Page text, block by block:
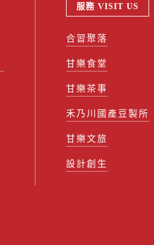
服務 VISIT US
合習聚落
甘樂食堂
甘樂茶事
禾乃川國產豆製所
甘樂文旅
設計創生